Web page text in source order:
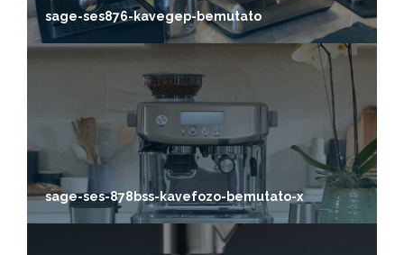
sage-ses876-kavegep-bemutato
sage-ses-878bss-kavefozo-bemutato-x